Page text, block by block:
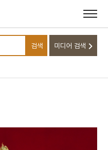
검색어를 입력하세요
검색 미디어 검색